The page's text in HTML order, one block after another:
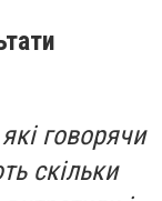
говорячи
скільки